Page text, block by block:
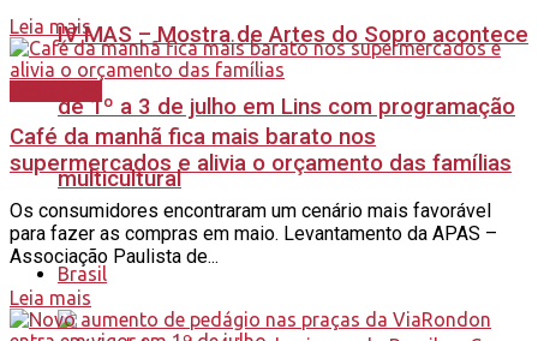
IV MAS – Mostra de Artes do Sopro acontece
de 1º a 3 de julho em Lins com programação
multicultural
Brasil
Leia mais
Café da manhã fica mais barato nos
supermercados e alivia o orçamento das famílias
Os consumidores encontraram um cenário mais favorável
para fazer as compras em maio. Levantamento da APAS –
Associação Paulista de...
Leia mais